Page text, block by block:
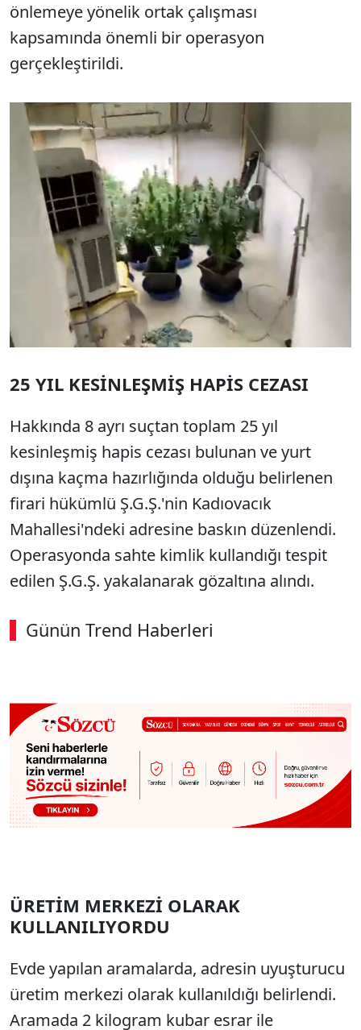
önlemeye yönelik ortak çalışması
kapsamında önemli bir operasyon
gerçekleştirildi.
25 YIL KESİNLEŞMİŞ HAPİS CEZASI
Hakkında 8 ayrı suçtan toplam 25 yıl
kesinleşmiş hapis cezası bulunan ve yurt
dışına kaçma hazırlığında olduğu belirlenen
firari hükümlü Ş.G.Ş.'nin Kadıovacık
Mahallesi'ndeki adresine baskın düzenlendi.
Operasyonda sahte kimlik kullandığı tespit
edilen Ş.G.Ş. yakalanarak gözaltına alındı.
Günün Trend Haberleri
ÜRETİM MERKEZİ OLARAK
KULLANILIYORDU
Evde yapılan aramalarda, adresin uyuşturucu
üretim merkezi olarak kullanıldığı belirlendi.
Aramada 2 kilogram kubar esrar ile